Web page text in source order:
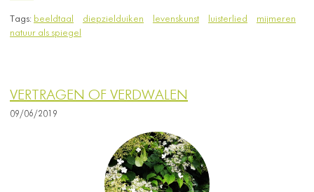
Tags: beeldtaal diepzielduiken levenskunst luisterlied
mijmeren
natuur als spiegel
VERTRAGEN OF VERDWALEN
09/06/2019